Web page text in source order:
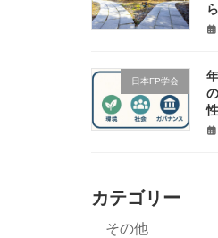
日本FP学会
カテゴリー
その他